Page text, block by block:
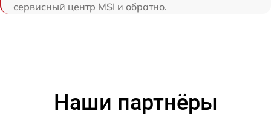
сервисный центр MSI и обратно.
Наши партнёры